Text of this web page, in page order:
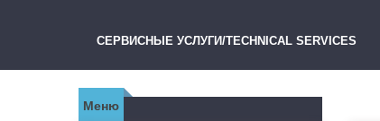
СЕРВИСНЫЕ УСЛУГИ/TECHNICAL SERVICES